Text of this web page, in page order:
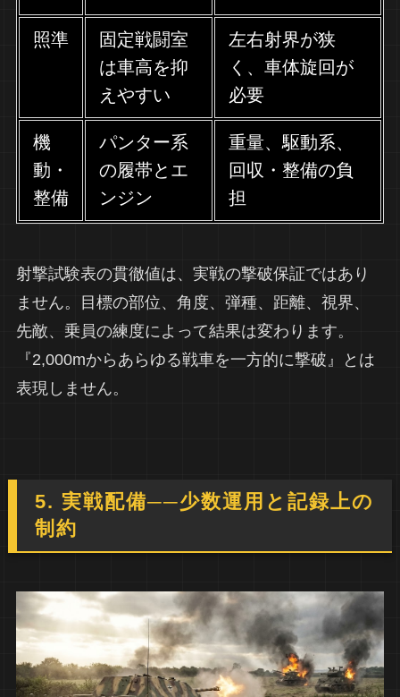
照準
固定戦闘室
は車高を抑
えやすい
左右射界が狭
く、車体旋回が
必要
機
動・
整備
パンター系
の履帯とエ
ンジン
重量、駆動系、
回収・整備の負
担
射撃試験表の貫徹値は、実戦の撃破保証ではあり
ません。目標の部位、角度、弾種、距離、視界、
先敵、乗員の練度によって結果は変わります。
『2,000mからあらゆる戦車を一方的に撃破』とは
表現しません。
5. 実戦配備──少数運用と記録上の
制約